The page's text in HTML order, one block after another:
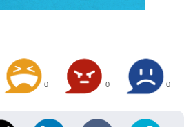
0 0 0